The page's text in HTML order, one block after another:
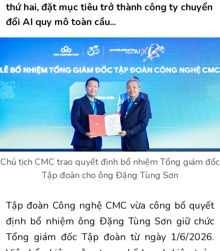
thứ hai, đặt mục tiêu trở thành công ty chuyển
đổi AI quy mô toàn cầu...
Chủ tịch CMC trao quyết định bổ nhiệm Tổng giám đốc
Tập đoàn cho ông Đặng Tùng Sơn
Tập đoàn Công nghệ CMC vừa công bố quyết
định bổ nhiệm ông Đặng Tùng Sơn giữ chức
Tổng giám đốc Tập đoàn từ ngày 1/6/2026.